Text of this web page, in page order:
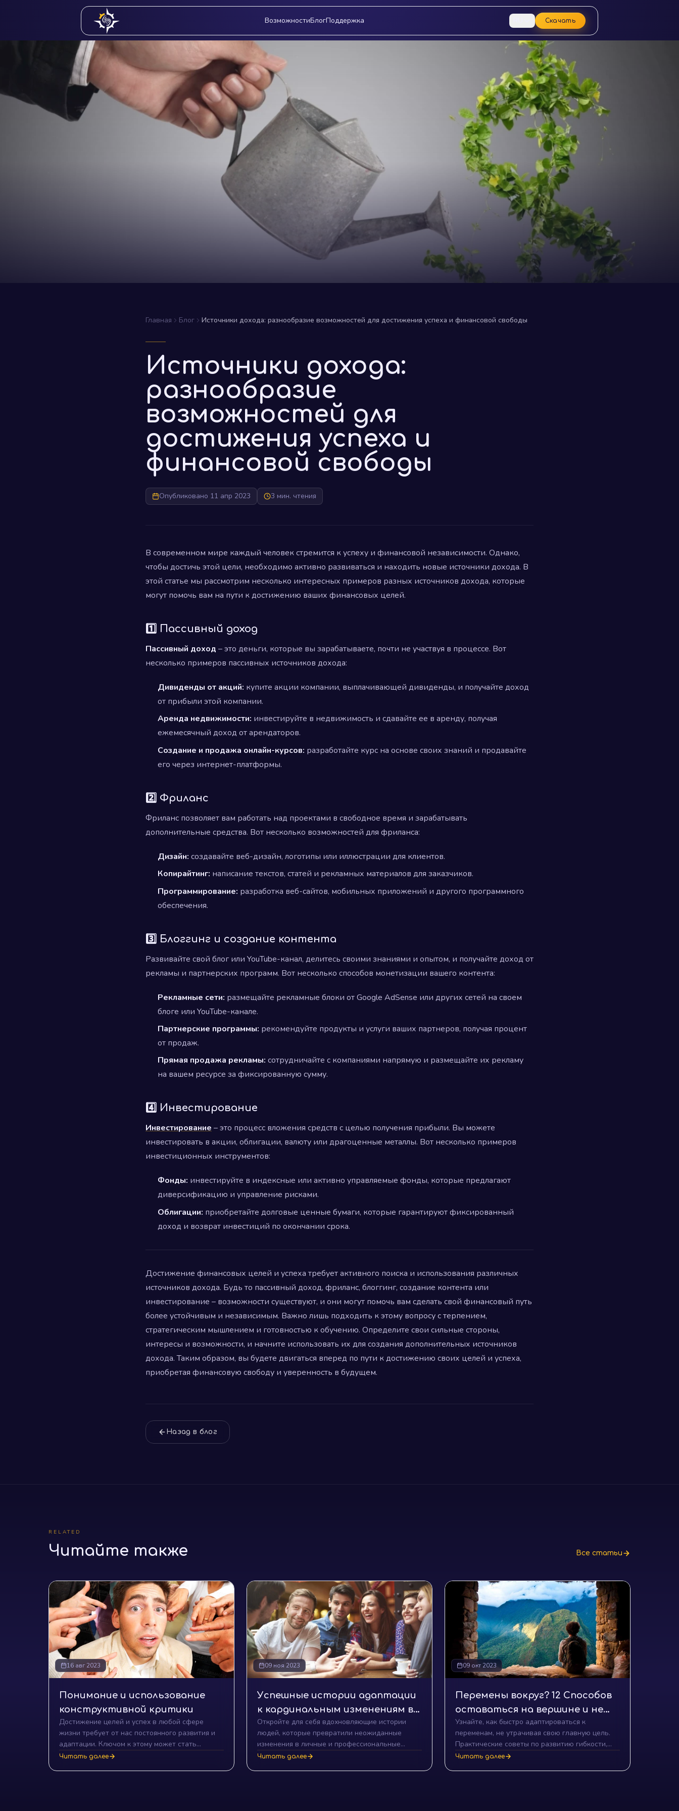
ВозможностиБлогПоддержка Скачать
Главная Блог Источники дохода: разнообразие возможностей для достижения успеха и финансовой свободы
Источники дохода:
разнообразие
возможностей для
достижения успеха и
финансовой свободы
Опубликовано 11 апр 2023 3 мин. чтения
В современном мире каждый человек стремится к успеху и финансовой независимости. Однако,
чтобы достичь этой цели, необходимо активно развиваться и находить новые источники дохода. В
этой статье мы рассмотрим несколько интересных примеров разных источников дохода, которые
могут помочь вам на пути к достижению ваших финансовых целей.
1️⃣ Пассивный доход
Пассивный доход – это деньги, которые вы зарабатываете, почти не участвуя в процессе. Вот
несколько примеров пассивных источников дохода:
Дивиденды от акций: купите акции компании, выплачивающей дивиденды, и получайте доход
от прибыли этой компании.
Аренда недвижимости: инвестируйте в недвижимость и сдавайте ее в аренду, получая
ежемесячный доход от арендаторов.
Создание и продажа онлайн-курсов: разработайте курс на основе своих знаний и продавайте
его через интернет-платформы.
2️⃣ Фриланс
Фриланс позволяет вам работать над проектами в свободное время и зарабатывать
дополнительные средства. Вот несколько возможностей для фриланса:
Дизайн: создавайте веб-дизайн, логотипы или иллюстрации для клиентов.
Копирайтинг: написание текстов, статей и рекламных материалов для заказчиков.
Программирование: разработка веб-сайтов, мобильных приложений и другого программного
обеспечения.
3️⃣ Блоггинг и создание контента
Развивайте свой блог или YouTube-канал, делитесь своими знаниями и опытом, и получайте доход от
рекламы и партнерских программ. Вот несколько способов монетизации вашего контента:
Рекламные сети: размещайте рекламные блоки от Google AdSense или других сетей на своем
блоге или YouTube-канале.
Партнерские программы: рекомендуйте продукты и услуги ваших партнеров, получая процент
от продаж.
Прямая продажа рекламы: сотрудничайте с компаниями напрямую и размещайте их рекламу
на вашем ресурсе за фиксированную сумму.
4️⃣ Инвестирование
Инвестирование – это процесс вложения средств с целью получения прибыли. Вы можете
инвестировать в акции, облигации, валюту или драгоценные металлы. Вот несколько примеров
инвестиционных инструментов:
Фонды: инвестируйте в индексные или активно управляемые фонды, которые предлагают
диверсификацию и управление рисками.
Облигации: приобретайте долговые ценные бумаги, которые гарантируют фиксированный
доход и возврат инвестиций по окончании срока.
Достижение финансовых целей и успеха требует активного поиска и использования различных
источников дохода. Будь то пассивный доход, фриланс, блоггинг, создание контента или
инвестирование – возможности существуют, и они могут помочь вам сделать свой финансовый путь
более устойчивым и независимым. Важно лишь подходить к этому вопросу с терпением,
стратегическим мышлением и готовностью к обучению. Определите свои сильные стороны,
интересы и возможности, и начните использовать их для создания дополнительных источников
дохода. Таким образом, вы будете двигаться вперед по пути к достижению своих целей и успеха,
приобретая финансовую свободу и уверенность в будущем.
Назад в блог
RELATED
Читайте также Все статьи
16 авг 2023
Понимание и использование
конструктивной критики
Достижение целей и успех в любой сфере
жизни требует от нас постоянного развития и
адаптации. Ключом к этому может стать
конструктивная критика. Понимание и
Читать далее
09 ноя 2023
Успешные истории адаптации
к кардинальным изменениям в
жизни
Откройте для себя вдохновляющие истории
людей, которые превратили неожиданные
изменения в личные и профессиональные
триумфы. Узнайте ключевые стратегии
Читать далее
09 окт 2023
Перемены вокруг? 12 Способов
оставаться на вершине и не
терять свою мечту!
Узнайте, как быстро адаптироваться к
переменам, не утрачивая свою главную цель.
Практические советы по развитию гибкости,
психологической устойчивости и обучаемости в
Читать далее